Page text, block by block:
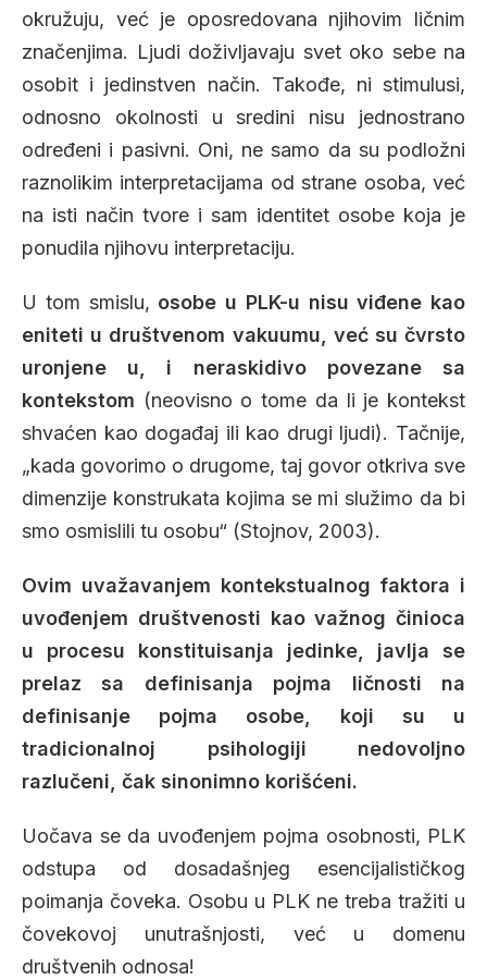
okružuju, već je oposredovana njihovim ličnim
značenjima. Ljudi doživljavaju svet oko sebe na
osobit i jedinstven način. Takođe, ni stimulusi,
odnosno okolnosti u sredini nisu jednostrano
određeni i pasivni. Oni, ne samo da su podložni
raznolikim interpretacijama od strane osoba, već
na isti način tvore i sam identitet osobe koja je
ponudila njihovu interpretaciju.
U tom smislu, osobe u PLK-u nisu viđene kao
eniteti u društvenom vakuumu, već su čvrsto
uronjene u, i neraskidivo povezane sa
kontekstom (neovisno o tome da li je kontekst
shvaćen kao događaj ili kao drugi ljudi). Tačnije,
„kada govorimo o drugome, taj govor otkriva sve
dimenzije konstrukata kojima se mi služimo da bi
smo osmislili tu osobu“ (Stojnov, 2003).
Ovim uvažavanjem kontekstualnog faktora i
uvođenjem društvenosti kao važnog činioca
u procesu konstituisanja jedinke, javlja se
prelaz sa definisanja pojma ličnosti na
definisanje pojma osobe, koji su u
tradicionalnoj psihologiji nedovoljno
razlučeni, čak sinonimno korišćeni.
Uočava se da uvođenjem pojma osobnosti, PLK
odstupa od dosadašnjeg esencijalističkog
poimanja čoveka. Osobu u PLK ne treba tražiti u
čovekovoj unutrašnjosti, već u domenu
društvenih odnosa!